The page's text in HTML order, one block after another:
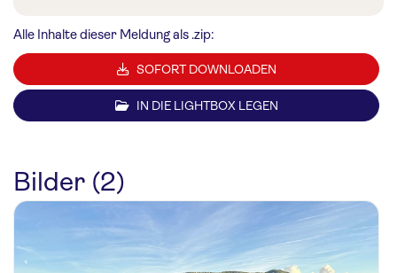
Alle Inhalte dieser Meldung als .zip:
SOFORT DOWNLOADEN
IN DIE LIGHTBOX LEGEN
Bilder (2)